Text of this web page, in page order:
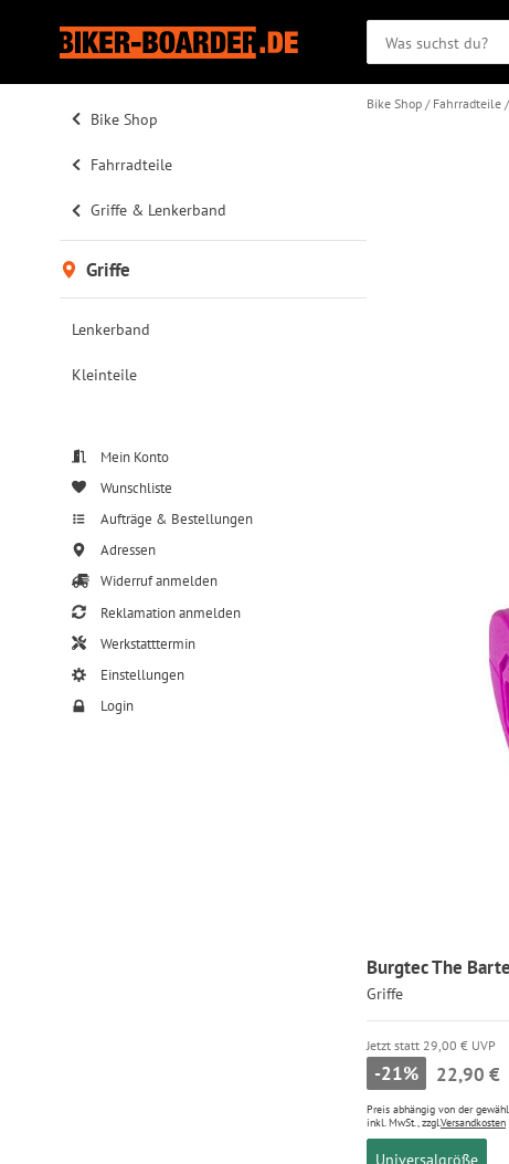
Bike Shop
Fahrradteile
Griffe & Lenkerband
Griffe
Lenkerband
Kleinteile
Mein Konto
Wunschliste
Aufträge & Bestellungen
Adressen
Widerruf anmelden
Reklamation anmelden
Werkstatttermin
Einstellungen
Login
Bike Shop Fahrradteile
Burgtec The
Griffe
Jetzt statt 29,00 € UVP
-21% 22,90 €
Preis abhängig von der
inkl. MwSt., zzgl.Versandkosten
Universalgröße